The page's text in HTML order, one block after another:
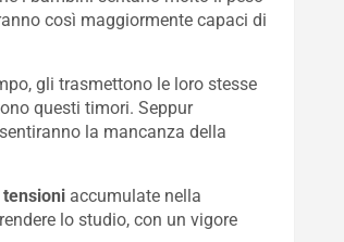
così maggiormente capaci di
gli trasmettono le loro stesse
questi timori. Seppur
la mancanza della
accumulate nella
lo studio, con un vigore